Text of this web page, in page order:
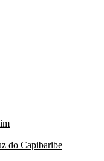
do Capibaribe